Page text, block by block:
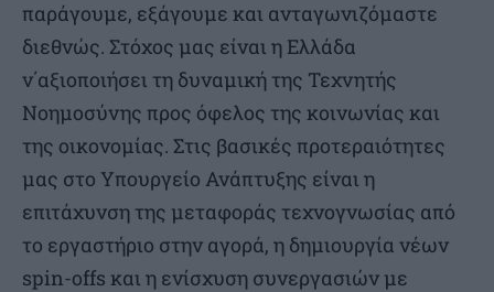
παράγουμε, εξάγουμε και ανταγωνιζόμαστε
διεθνώς. Στόχος μας είναι η Ελλάδα
ν΄αξιοποιήσει τη δυναμική της Τεχνητής
Νοημοσύνης προς όφελος της κοινωνίας και
της οικονομίας. Στις βασικές προτεραιότητες
μας στο Υπουργείο Ανάπτυξης είναι η
επιτάχυνση της μεταφοράς τεχνογνωσίας από
το εργαστήριο στην αγορά, η δημιουργία νέων
spin-offs και η ενίσχυση συνεργασιών με